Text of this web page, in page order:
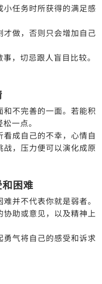
任务时所获得的满足感
做，否则只会增加自己
，切忌跟人盲目比较。
不完善的一面。若能积
一点。
成自己的不幸，心情自
，压力便可以演化成原
困难
并不代表你就是弱者。
助或意见，以及精神上
气将自己的感受和诉求